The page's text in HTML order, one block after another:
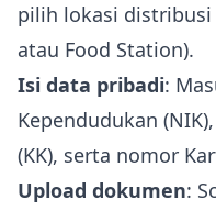
pilih lokasi distribusi
atau Food Station).
Isi data pribadi:
Kependudukan
(KK), serta nomor
Upload dokumen: